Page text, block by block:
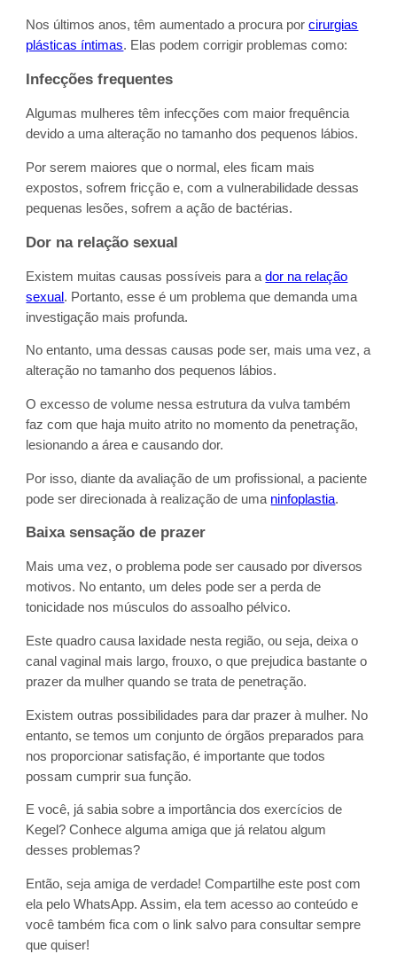
Nos últimos anos, têm aumentado a procura porcirurgias
plásticas íntimas. Elas podem corrigir problemas como:
Infecções frequentes
Algumas mulheres têm infecções com maior frequência
devido a uma alteração no tamanho dos pequenos lábios.
Por serem maiores que o normal, eles ficam mais
expostos, sofrem fricção e, com a vulnerabilidade dessas
pequenas lesões, sofrem a ação de bactérias.
Dor na relação sexual
Existem muitas causas possíveis para ador na relação
sexual . Portanto, esse é um problema que demanda uma
investigação mais profunda.
No entanto, uma dessas causas pode ser, mais uma vez, a
alteração no tamanho dos pequenos lábios.
O excesso de volume nessa estrutura da vulva também
faz com que haja muito atrito no momento da penetração,
lesionando a área e causando dor.
Por isso, diante da avaliação de um profissional, a paciente
pode ser direcionada à realização de uma ninfoplastia.
Baixa sensação de prazer
Mais uma vez, o problema pode ser causado por diversos
motivos. No entanto, um deles pode ser a perda de
tonicidade nos músculos do assoalho pélvico.
Este quadro causa laxidade nesta região, ou seja, deixa o
canal vaginal mais largo, frouxo, o que prejudica bastante o
prazer da mulher quando se trata de penetração.
Existem outras possibilidades para dar prazer à mulher. No
entanto, se temos um conjunto de órgãos preparados para
nos proporcionar satisfação, é importante que todos
possam cumprir sua função.
E você, já sabia sobre a importância dos exercícios de
Kegel? Conhece alguma amiga que já relatou algum
desses problemas?
Então, seja amiga de verdade! Compartilhe este post com
ela pelo WhatsApp. Assim, ela tem acesso ao conteúdo e
você também fica com o link salvo para consultar sempre
que quiser!